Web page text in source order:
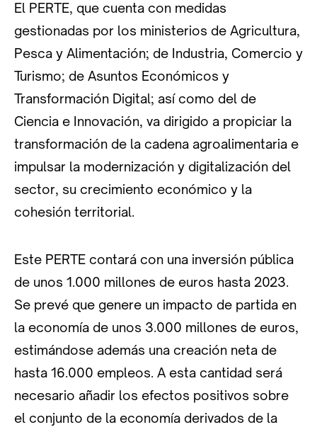
El PERTE, que cuenta con medidas
gestionadas por los ministerios de Agricultura,
Pesca y Alimentación; de Industria, Comercio y
Turismo; de Asuntos Económicos y
Transformación Digital; así como del de
Ciencia e Innovación, va dirigido a propiciar la
transformación de la cadena agroalimentaria e
impulsar la modernización y digitalización del
sector, su crecimiento económico y la
cohesión territorial.
Este PERTE contará con una inversión pública
de unos 1.000 millones de euros hasta 2023.
Se prevé que genere un impacto de partida en
la economía de unos 3.000 millones de euros,
estimándose además una creación neta de
hasta 16.000 empleos. A esta cantidad será
necesario añadir los efectos positivos sobre
el conjunto de la economía derivados de la